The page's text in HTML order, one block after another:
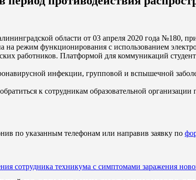
области от 03 апреля 2020 года №180,
на режим функционирования с использованием
работников. Платформой для коммуникаций
инфекции, групповой и вспышечной
к сотрудникам образовательной
по указанным телефонам или направив заявку по
сотрудника техникума с симптомами заражения